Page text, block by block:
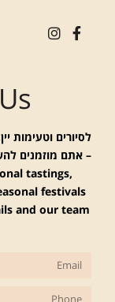
לסיורים וטעימות
– אתם מוזמנים
tastings,
festivals
and our team